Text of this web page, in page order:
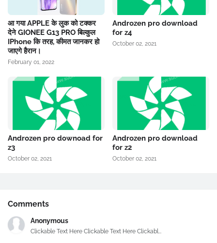
आ गया APPLE के लुक को टक्कर
देने GIONEE G13 PRO बिल्कुल
IPhone कि तरह, कीमत जानकर हो
जाएगे हैरान।
February 01, 2022
Androzen pro download
for z4
October 02, 2021
Androzen pro downoad for
z3
October 02, 2021
Androzen pro download
for z2
October 02, 2021
Comments
Anonymous
Clickable Text Here Clickable Text Here Clickabl...